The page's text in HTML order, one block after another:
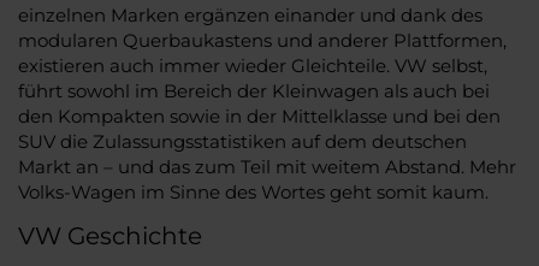
einzelnen Marken ergänzen einander und dank des
modularen Querbaukastens und anderer Plattformen,
existieren auch immer wieder Gleichteile. VW selbst,
führt sowohl im Bereich der Kleinwagen als auch bei
den Kompakten sowie in der Mittelklasse und bei den
SUV die Zulassungsstatistiken auf dem deutschen
Markt an – und das zum Teil mit weitem Abstand. Mehr
Volks-Wagen im Sinne des Wortes geht somit kaum.
VW Geschichte